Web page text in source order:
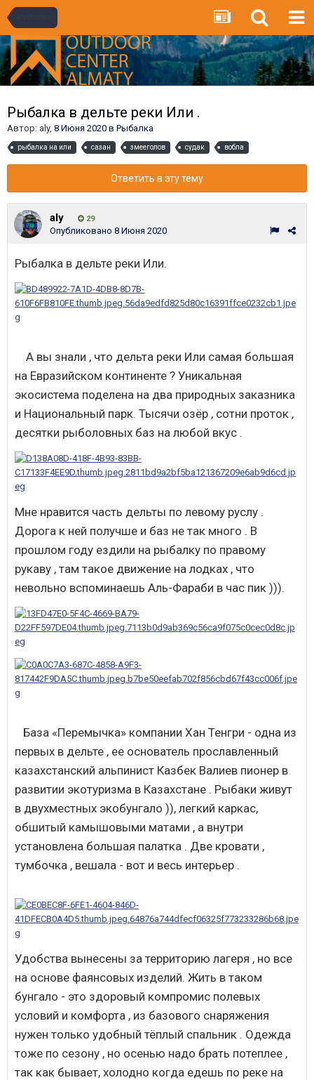
Рыбалка в дельте реки Или .
Автор: aly, 8 Июня 2020 в Рыбалка
рыбалка на или сазан змееголов судак вобла
Ответить в эту тему
aly 29
Опубликовано 8 Июня 2020
Рыбалка в дельте реки Или.
А вы знали , что дельта реки Или самая большая
на Евразийском континенте ? Уникальная
экосистема поделена на два природных заказника
и Национальный парк. Тысячи озёр , сотни проток ,
десятки рыболовных баз на любой вкус .
Мне нравится часть дельты по левому руслу .
Дорога к ней получше и баз не так много . В
прошлом году ездили на рыбалку по правому
рукаву , там такое движение на лодках , что
невольно вспоминаешь Аль-Фараби в час пик ))).
База «Перемычка» компании Хан Тенгри - одна из
первых в дельте , ее основатель прославленный
казахстанский альпинист Казбек Валиев пионер в
развитии экотуризма в Казахстане . Рыбаки живут
в двухместных экобунгало )), легкий каркас,
обшитый камышовыми матами , а внутри
установлена большая палатка . Две кровати ,
тумбочка , вешала - вот и весь интерьер .
Удобства вынесены за территорию лагеря , но все
на основе фаянсовых изделий. Жить в таком
бунгало - это здоровый компромис полевых
условий и комфорта , из базового снаряжения
нужен только удобный тёплый спальник . Одежда
тоже по сезону , но осенью надо брать потеплее ,
так как бывает, холодно когда едешь по реке на